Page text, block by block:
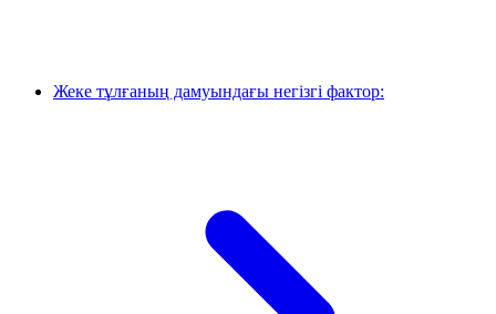
Жеке тұлғаның дамуындағы негізгі фактор: